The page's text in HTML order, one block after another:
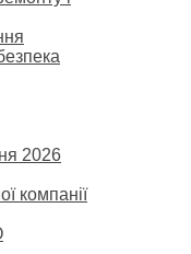
2026
компанії